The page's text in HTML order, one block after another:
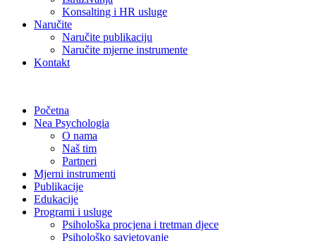
Konsalting i HR usluge
Naručite
Naručite publikaciju
Naručite mjerne instrumente
Kontakt
Početna
Nea Psychologia
O nama
Naš tim
Partneri
Mjerni instrumenti
Publikacije
Edukacije
Programi i usluge
Psihološka procjena i tretman djece
Psihološko savjetovanje